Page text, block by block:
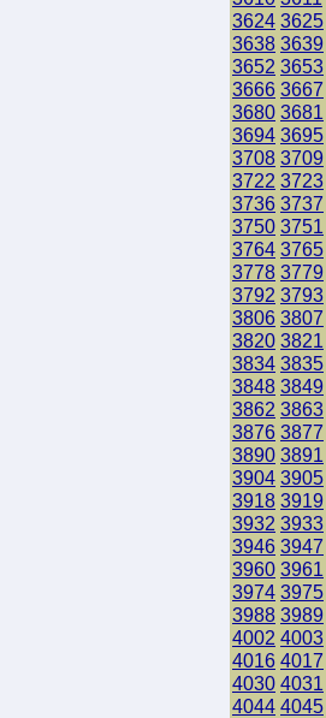
3624 3625
3638 3639
3652 3653
3666 3667
3680 3681
3694 3695
3708 3709
3722 3723
3736 3737
3750 3751
3764 3765
3778 3779
3792 3793
3806 3807
3820 3821
3834 3835
3848 3849
3862 3863
3876 3877
3890 3891
3904 3905
3918 3919
3932 3933
3946 3947
3960 3961
3974 3975
3988 3989
4002 4003
4016 4017
4030 4031
4044 4045